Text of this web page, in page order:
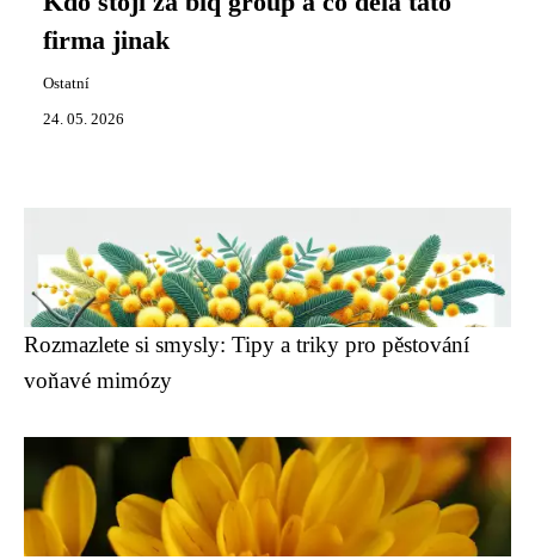
firma jinak
Ostatní
24. 05. 2026
Rozmazlete si smysly: Tipy a triky pro pěstování
voňavé mimózy